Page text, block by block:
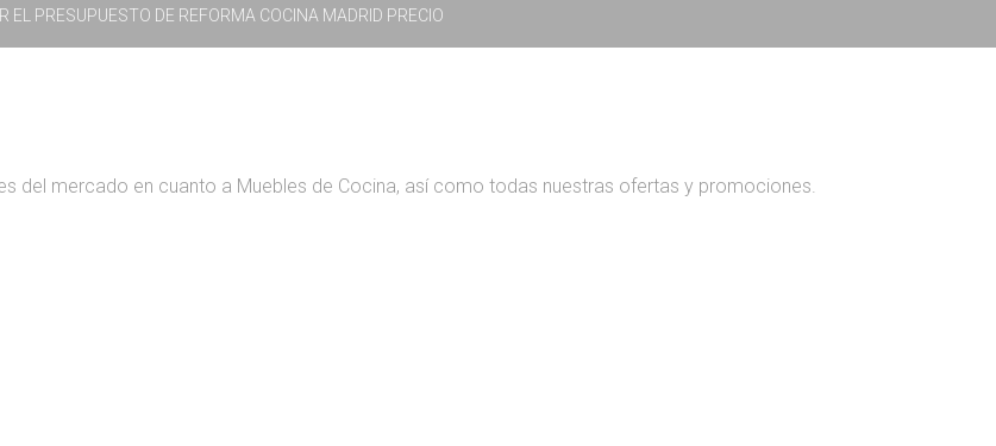
EL PRESUPUESTO DE REFORMA COCINA MADRID PRECIO
del mercado en cuanto a Muebles de Cocina, así como todas nuestras ofertas y promociones.